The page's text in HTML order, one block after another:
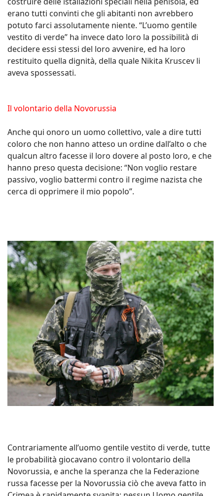
erano tutti convinti che gli abitanti non avrebbero
potuto farci assolutamente niente. “L’uomo gentile
vestito di verde” ha invece dato loro la possibilità di
decidere essi stessi del loro avvenire, ed ha loro
restituito quella dignità, della quale Nikita Kruscev li
aveva spossessati.
Il volontario della Novorussia
Anche qui onoro un uomo collettivo, vale a dire tutti
coloro che non hanno atteso un ordine dall’alto o che
qualcun altro facesse il loro dovere al posto loro, e che
hanno preso questa decisione: “Non voglio restare
passivo, voglio battermi contro il regime nazista che
cerca di opprimere il mio popolo”.
Contrariamente all’uomo gentile vestito di verde, tutte
le probabilità giocavano contro il volontario della
Novorussia, e anche la speranza che la Federazione
russa facesse per la Novorussia ciò che aveva fatto in